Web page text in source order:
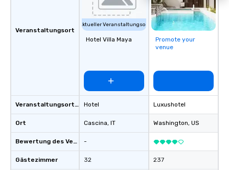
Veranstaltungsort
Veranstaltungsortstyp
Ort
Bewertung des Veranstaltungsortes
Gästezimmer
Aktueller Veranstaltungsort
Hotel Villa Maya
Hotel
Cascina, IT
-
32
Promote your
venue
Luxushotel
Washington, US
237